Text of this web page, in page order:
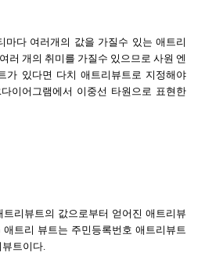
마다 여러개의 값을 가질수 있는 애트리
러 개의 취미를 가질수 있으므로 사원 엔
가 있다면 다치 애트리뷰트로 지정해야
이어그램에서 이중선 타원으로 표현한
리뷰트의 값으로부터 얻어진 애트리뷰
트리 뷰트는 주민등록번호 애트리뷰트
트이다.